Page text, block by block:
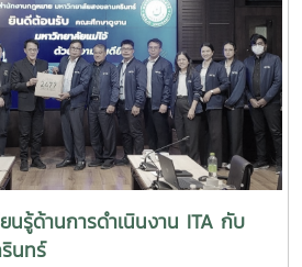
ในประเด็นยุทธศาสตร์ ที่ 5 การ
สร้างความมั่นคงทางการเงินอย่าง
การองค์กรและทรัพยากรมนุษย์ที่มี
วชี้วัดเป็นผลการประเมินคุณธรรมและ
งานของหน่วยงานภาครัฐ (ITA) มี
งเสริมให้ผู้บริหารและบุคลากรทุก
เนินงานด้วยความโปร่งใสตรวจสอบได้
วามโปร่งใส และการป้องกันการทุจริต
ดับดียิ่งขึ้น
หน่วยตรวจสอบภายใน นำโดย ผู้ช่วย
ดิ์ สุขสอาด รองอธิการบดีฝ่ายสหกิจ
ลาง และคุณฉัตรหทัย สุวรรณมาลัย
ยตรวจสอบภายใน มหาวิทยาลัยวลัย
ณะศึกษาดูงานจากมหาวิทยาลัยแม่โจ้
ะโยชน์ต่อการกับเคลื่อนแผนการดำเนิน
ม่โจ้ภายใต้หัวข้อดังต่อไปนี้โครงสร้าง
ครงการ ITAของมหาวิทยาลัย กลไกการ
วยงานขับเคลื่อนโครงการ ITAของ
กณฑ์การประเมินประจำปีแนวทางการ
นรู้ด้านการดำเนินงาน ITA กับ
นทร์